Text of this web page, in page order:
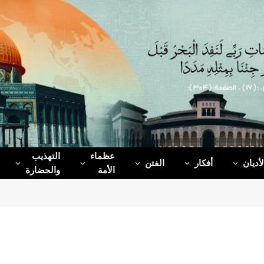
أفكار الفتن
عظماء‌
الأمة
التهذيب
والحضارة